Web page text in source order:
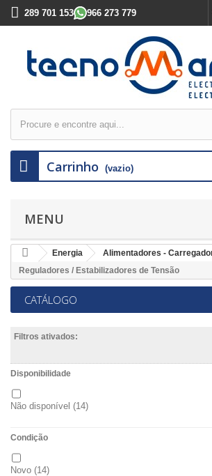
289 701 153 966 273 779
Carrinho (vazio)
MENU
Energia
Alimentadores -
Reguladores / Estabilizadores de Tensão
CATÁLOGO
Filtros ativados:
Disponibilidade
Não disponível (14)
Condição
Novo (14)